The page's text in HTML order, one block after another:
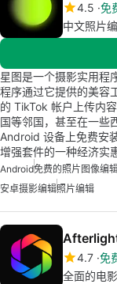
4.5 免
中文照片
星图是一个摄影实用程
程序通过它提供的美容
的 TikTok 帐户上传内
国等邻国，甚至在一些
Android 设备上免费安
增强套件的一种经济实
Android免费的照片图像编
安卓摄影编辑照片编辑
4.7 免
全面的电